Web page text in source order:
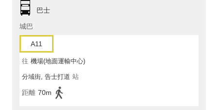
巴士
城巴
A11
往 機場(地面運輸中心)
分域街, 告士打道 站
距離 70m